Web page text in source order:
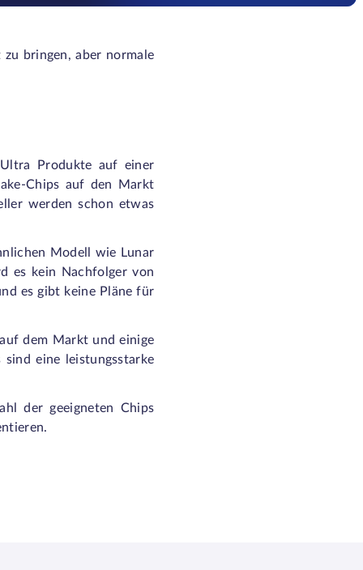
bringen, aber normale
Produkte auf einer
Chips auf den Markt
werden schon etwas
Modell wie Lunar
es kein Nachfolger von
es gibt keine Pläne für
dem Markt und einige
eine leistungsstarke
der geeigneten Chips